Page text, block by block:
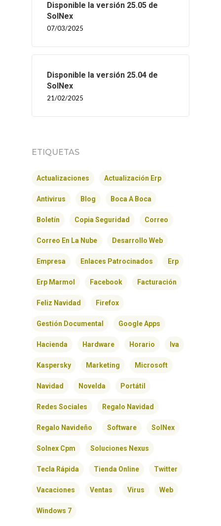
Disponible la versión 25.05 de
SolNex
07/03/2025
Disponible la versión 25.04 de
SolNex
21/02/2025
ETIQUETAS
Actualizaciones Actualización Erp
Antivirus Blog Boca A Boca
Boletín Copia Seguridad Correo
Correo En La Nube Desarrollo Web
Empresa Enlaces Patrocinados Erp
Erp Marmol Facebook Facturación
Feliz Navidad Firefox
Gestión Documental Google Apps
Hacienda Hardware Horario Iva
Kaspersky Marketing Microsoft
Navidad Novelda Portátil
Redes Sociales Regalo Navidad
Regalo Navideño Software SolNex
Solnex Cpm Soluciones Nexus
Tecla Rápida Tienda Online Twitter
Vacaciones Ventas Virus Web
Windows 7
INICIO
SERVICIOS
BLOG
CONTACTO